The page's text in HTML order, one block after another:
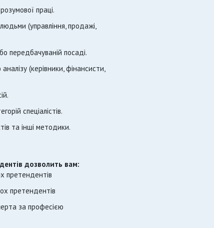
праці.
людьми (управління, продажі,
передбачуваній посаді.
(керівники, фінансисти,
спеціалістів.
та інші методики.
дозволить вам:
претендентів
претендентів
за професією